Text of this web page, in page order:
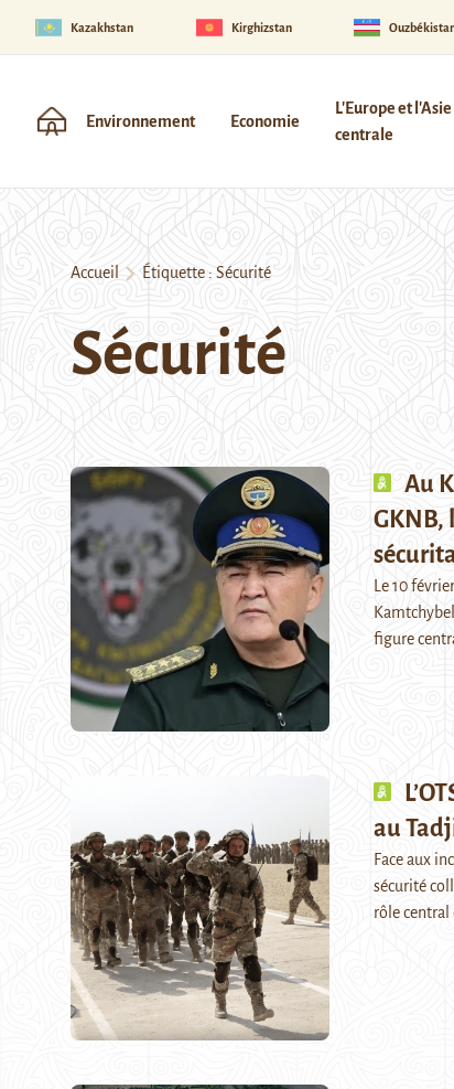
Kazakhstan Kirghizstan
Environnement Economie
L'Europe et l'Asie
centrale
Accueil Étiquette : Sécurité
Sécurité
Au
GKNB,
Le 10
figure
au
Face aux
sécurité
rôle central